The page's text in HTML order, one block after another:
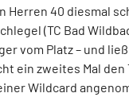
Herren 40 diesmal
(TC Bad
vom Platz – und
ein zweites Mal
Wildcard